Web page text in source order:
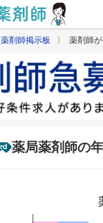
薬剤師掲示板 〉 薬剤師が
薬局薬剤師の